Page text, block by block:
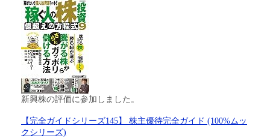
新興株の評価に参加しました。
【完全ガイドシリーズ145】 株主優待完全ガイド (100%ムッ
クシリーズ)